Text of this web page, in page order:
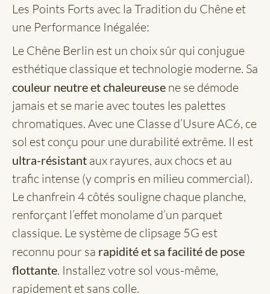
Les Points Forts avec la Tradition du Chêne et
une Performance Inégalée:
Le Chêne Berlin est un choix sûr qui conjugue
esthétique classique et technologie moderne. Sa
couleur neutre et chaleureuse ne se démode
jamais et se marie avec toutes les palettes
chromatiques. Avec une Classe d’Usure AC6, ce
sol est conçu pour une durabilité extrême. Il est
ultra-résistant aux rayures, aux chocs et au
trafic intense (y compris en milieu commercial).
Le chanfrein 4 côtés souligne chaque planche,
renforçant l’effet monolame d’un parquet
classique. Le système de clipsage 5G est
reconnu pour sa rapidité et sa facilité de pose
flottante. Installez votre sol vous-même,
rapidement et sans colle.